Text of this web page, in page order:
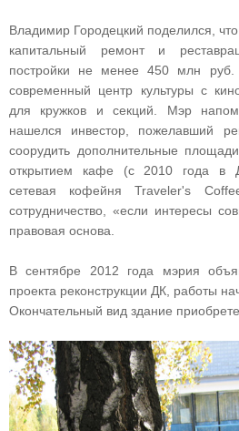
Владимир Городецкий поделился,
капитальный ремонт и
постройки не менее 450 млн
современный центр культуры с
для кружков и секций. Мэр
нашелся инвестор, пожелавший
соорудить дополнительные
открытием кафе (с 2010 года в
сетевая кофейня Traveler's
сотрудничество, «если интересы
правовая основа.
В сентябре 2012 года мэрия
проекта реконструкции ДК, работы
Окончательный вид здание